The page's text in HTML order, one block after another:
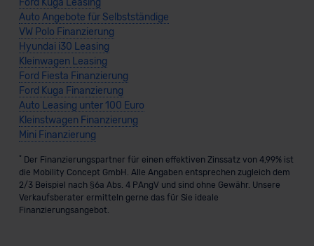
Ford Kuga Leasing
Auto Angebote für Selbstständige
VW Polo Finanzierung
Hyundai i30 Leasing
Kleinwagen Leasing
Ford Fiesta Finanzierung
Ford Kuga Finanzierung
Auto Leasing unter 100 Euro
Kleinstwagen Finanzierung
Mini Finanzierung
* Der Finanzierungspartner für einen effektiven Zinssatz von 4,99% ist
die Mobility Concept GmbH. Alle Angaben entsprechen zugleich dem
2/3 Beispiel nach §6a Abs. 4 PAngV und sind ohne Gewähr. Unsere
Verkaufsberater ermitteln gerne das für Sie ideale
Finanzierungsangebot.